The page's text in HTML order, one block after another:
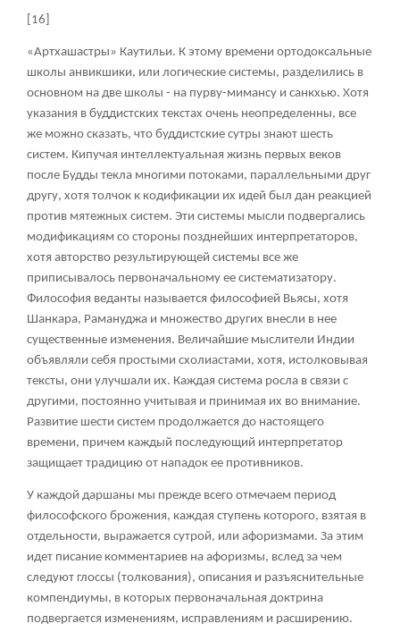
[16]
«Артхашастры» Каутильи. К этому времени ортодоксальные
школы анвикшики, или логические системы, разделились в
основном на две школы - на пурву-мимансу и санкхью. Хотя
указания в буддистских текстах очень неопределенны, все
же можно сказать, что буддистские сутры знают шесть
систем. Кипучая интеллектуальная жизнь первых веков
после Будды текла многими потоками, параллельными друг
другу, хотя толчок к кодификации их идей был дан реакцией
против мятежных систем. Эти системы мысли подвергались
модификациям со стороны позднейших интерпретаторов,
хотя авторство результирующей системы все же
приписывалось первоначальному ее систематизатору.
Философия веданты называется философией Вьясы, хотя
Шанкара, Рамануджа и множество других внесли в нее
существенные изменения. Величайшие мыслители Индии
объявляли себя простыми схолиастами, хотя, истолковывая
тексты, они улучшали их. Каждая система росла в связи с
другими, постоянно учитывая и принимая их во внимание.
Развитие шести систем продолжается до настоящего
времени, причем каждый последующий интерпретатор
защищает традицию от нападок ее противников.
У каждой даршаны мы прежде всего отмечаем период
философского брожения, каждая ступень которого, взятая в
отдельности, выражается сутрой, или афоризмами. За этим
идет писание комментариев на афоризмы, вслед за чем
следуют глоссы (толкования), описания и разъяснительные
компендиумы, в которых первоначальная доктрина
подвергается изменениям, исправлениям и расширению.